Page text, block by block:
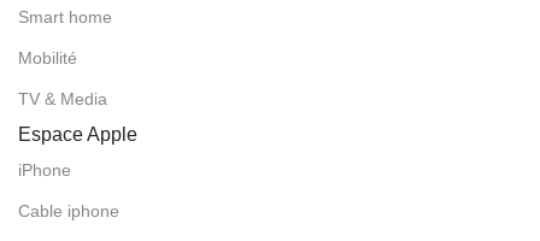
Smart home
Mobilité
TV & Media
Espace Apple
iPhone
Cable iphone